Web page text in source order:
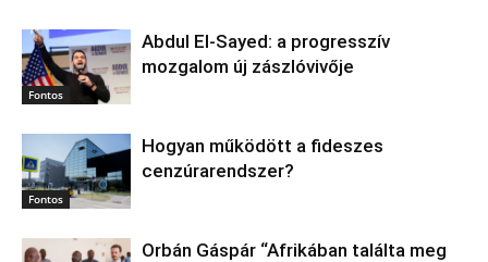
Fontos
Abdul El‑Sayed: a progresszív
mozgalom új zászlóvivője
Fontos
Hogyan működött a fideszes
cenzúrarendszer?
Orbán Gáspár “Afrikában találta meg